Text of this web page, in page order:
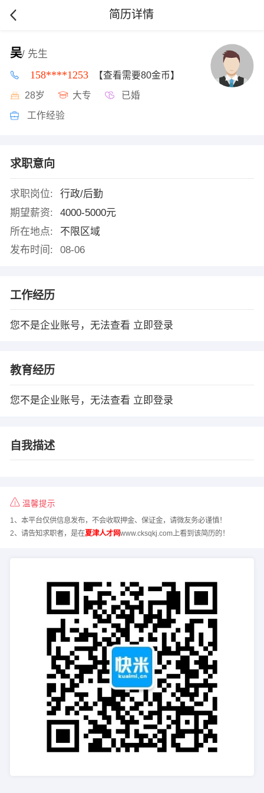
简历详情
吴/ 先生
158****1253 【查看需要80金币】
28岁 大专 已婚
工作经验
求职意向
求职岗位:
行政/后勤
期望薪资:
4000-5000元
所在地点:
不限区域
发布时间:
08-06
工作经历
您不是企业账号，无法查看 立即登录
教育经历
您不是企业账号，无法查看 立即登录
自我描述
温馨提示
1、本平台仅供信息发布，不会收取押金、保证金，请微友务必谨慎！
2、请告知求职者，是在夏津人才网www.cksqkj.com上看到该简历的！